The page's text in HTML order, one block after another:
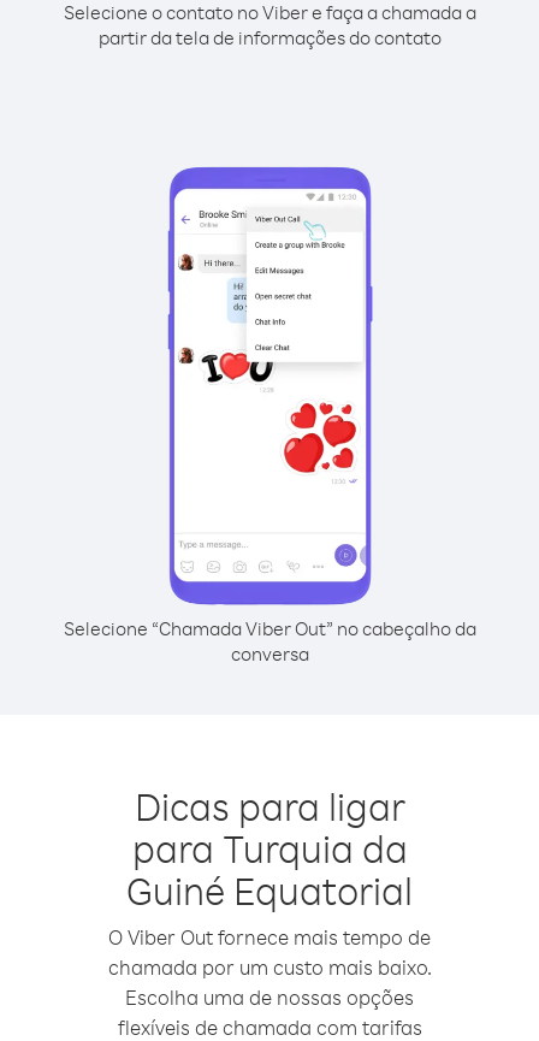
Selecione o contato no Viber e faça a chamada a
partir da tela de informações do contato
Selecione “Chamada Viber Out” no cabeçalho da
conversa
Dicas para ligar
para Turquia da
Guiné Equatorial
O Viber Out fornece mais tempo de
chamada por um custo mais baixo.
Escolha uma de nossas opções
flexíveis de chamada com tarifas